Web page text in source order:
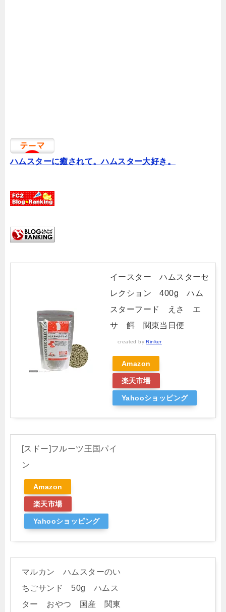
ハムスターに癒されて。ハムスター大好き。
イースター ハムスターセ
レクション 400g ハム
スターフード えさ エ
サ 餌 関東当日便
created byRinker
Amazon
楽天市場
Yahooショッピング
[スドー]フルーツ王国パイ
ン
Amazon
楽天市場
Yahooショッピング
マルカン ハムスターのい
ちごサンド 50g ハムス
ター おやつ 国産 関東